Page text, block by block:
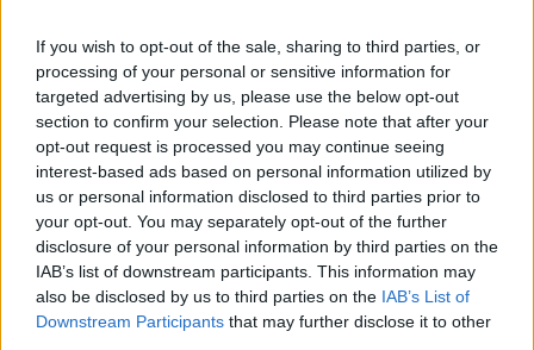
If you wish to opt-out of the sale, sharing to third parties, or
processing of your personal or sensitive information for
targeted advertising by us, please use the below opt-out
section to confirm your selection. Please note that after your
opt-out request is processed you may continue seeing
interest-based ads based on personal information utilized by
us or personal information disclosed to third parties prior to
your opt-out. You may separately opt-out of the further
disclosure of your personal information by third parties on the
IAB’s list of downstream participants. This information may
also be disclosed by us to third parties on the IAB’s List of
Downstream Participants that may further disclose it to other
στο Βελιγράδι.
20/05/2022 • 19:02